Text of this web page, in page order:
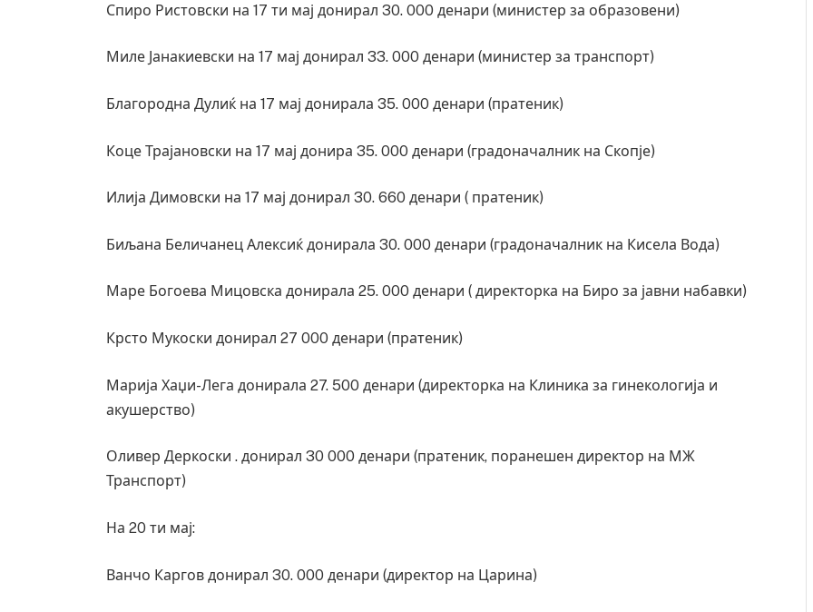
Спиро Ристовски на 17 ти мај донирал 30. 000 денари (министер за образовени)
Миле Јанакиевски на 17 мај донирал 33. 000 денари (министер за транспорт)
Благородна Дулиќ на 17 мај донирала 35. 000 денари (пратеник)
Коце Трајановски на 17 мај донира 35. 000 денари (градоначалник на Скопје)
Илија Димовски на 17 мај донирал 30. 660 денари ( пратеник)
Биљана Беличанец Алексиќ донирала 30. 000 денари (градоначалник на Кисела Вода)
Маре Богоева Мицовска донирала 25. 000 денари ( директорка на Биро за јавни набавки)
Крсто Мукоски донирал 27 000 денари (пратеник)
Марија Хаџи-Лега донирала 27. 500 денари (директорка на Клиника за гинекологија и
акушерство)
Оливер Деркоски . донирал 30 000 денари (пратеник, поранешен директор на МЖ
Транспорт)
На 20 ти мај:
Ванчо Каргов донирал 30. 000 денари (директор на Царина)
Уште двајца починаа од повредите во ресторан
во главниот град на Русуија – експлозивот бил
завиткан како роденденски подарок
Најмалку седум мртви во нападот врз училиште